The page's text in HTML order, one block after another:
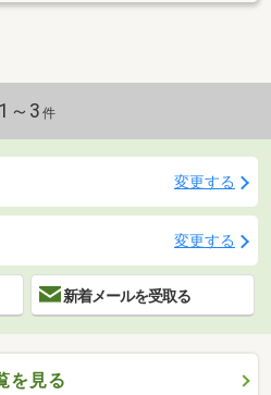
1～3 件
変更する
変更する
新着メールを受取る
を見る